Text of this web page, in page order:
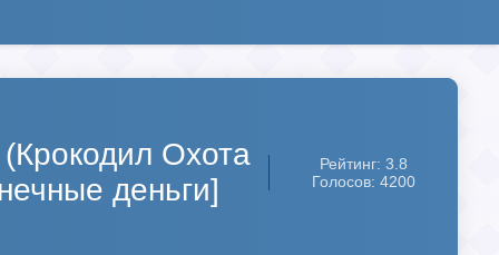
Охота
деньги]
Рейтинг: 3.8
Голосов: 4200